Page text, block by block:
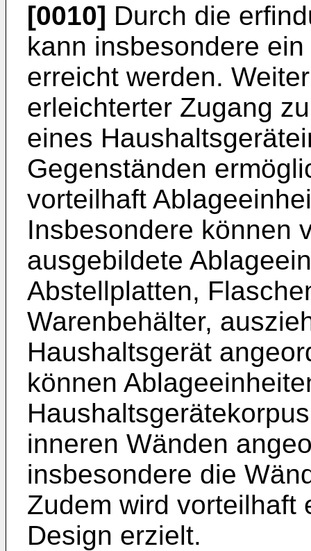
[0010] Durch die
kann insbesondere
erreicht werden.
erleichterter Zugang
eines
Gegenständen
vorteilhaft
Insbesondere können
ausgebildete
Abstellplatten,
Warenbehälter,
Haushaltsgerät
können
inneren Wänden
insbesondere die
Zudem wird vorteilhaft
Design erzielt.